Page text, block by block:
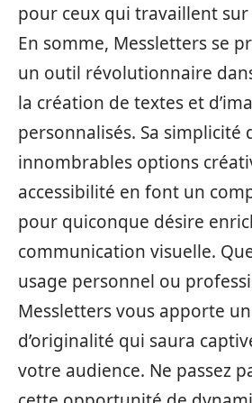
pour ceux qui travaillent
En somme, Messletters se
un outil révolutionnaire
la création de textes et
personnalisés. Sa simplicité
innombrables options
accessibilité en font un
pour quiconque désire
communication visuelle.
usage personnel ou
Messletters vous apporte
d’originalité qui saura
votre audience. Ne passez